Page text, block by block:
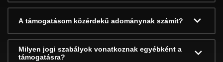
A támogatásom közérdekű adománynak számít?
Milyen jogi szabályok vonatkoznak egyébként a
támogatásra?